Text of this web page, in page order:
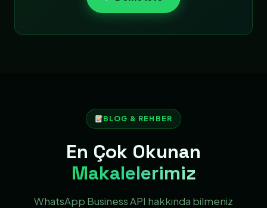
BLOG & REHBER
En Çok Okunan
Makalelerimiz
WhatsApp Business API hakkında bilmeniz